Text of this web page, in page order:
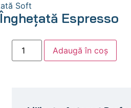
Soft
Espresso
Adaugă în coș